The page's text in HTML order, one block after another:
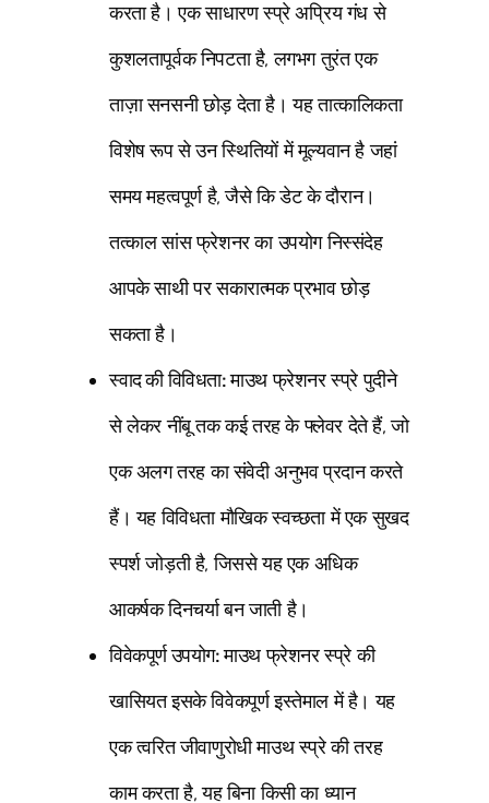
करता है। एक साधारण स्प्रे अप्रिय गंध से
कुशलतापूर्वक निपटता है, लगभग तुरंत एक
ताज़ा सनसनी छोड़ देता है। यह तात्कालिकता
विशेष रूप से उन स्थितियों में मूल्यवान है जहां
समय महत्वपूर्ण है, जैसे कि डेट के दौरान।
तत्काल सांस फ्रेशनर का उपयोग निस्संदेह
आपके साथी पर सकारात्मक प्रभाव छोड़
सकता है।
स्वाद की विविधता:माउथ फ्रेशनर स्प्रे पुदीने
से लेकर नींबू तक कई तरह के फ्लेवर देते हैं, जो
एक अलग तरह का संवेदी अनुभव प्रदान करते
हैं। यह विविधता मौखिक स्वच्छता में एक सुखद
स्पर्श जोड़ती है, जिससे यह एक अधिक
आकर्षक दिनचर्या बन जाती है।
विवेकपूर्ण उपयोग:माउथ फ्रेशनर स्प्रे की
खासियत इसके विवेकपूर्ण इस्तेमाल में है। यह
एक त्वरित जीवाणुरोधी माउथ स्प्रे की तरह
काम करता है, यह बिना किसी का ध्यान